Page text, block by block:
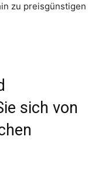
zu preisgünstigen
sich von